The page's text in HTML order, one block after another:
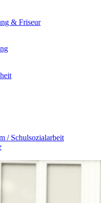
& Friseur
/ Schulsozialarbeit